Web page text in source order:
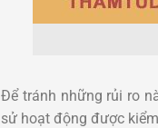
Để tránh những rủi ro
sử hoạt động được